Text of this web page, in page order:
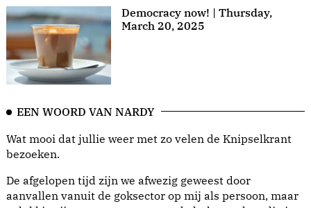
Democracy now! | Thursday,
March 20, 2025
EEN WOORD VAN NARDY
Wat mooi dat jullie weer met zo velen de Knipselkrant
bezoeken.
De afgelopen tijd zijn we afwezig geweest door
aanvallen vanuit de goksector op mij als persoon, maar